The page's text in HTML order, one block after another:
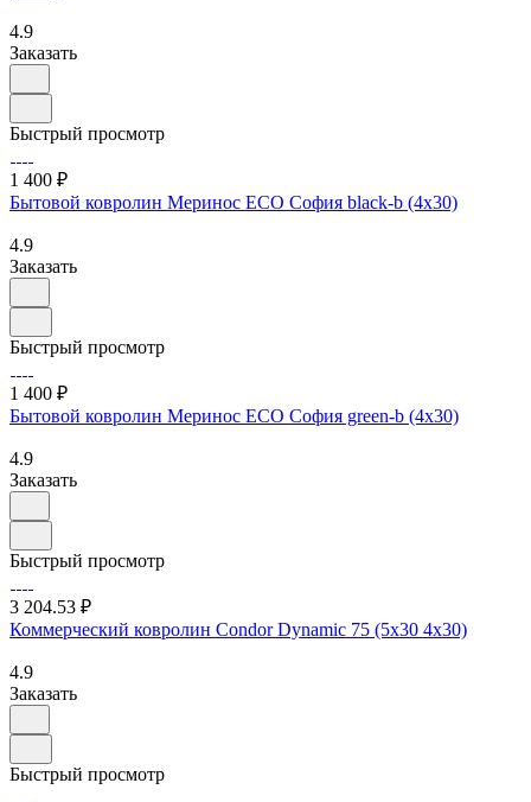
4.9
Заказать
Быстрый просмотр
1 400 ₽
Бытовой ковролин Меринос ECO София black-b (4х30)
4.9
Заказать
Быстрый просмотр
1 400 ₽
Бытовой ковролин Меринос ECO София green-b (4х30)
4.9
Заказать
Быстрый просмотр
3 204.53 ₽
Коммерческий ковролин Condor Dynamic 75 (5х30 4х30)
4.9
Заказать
Быстрый просмотр